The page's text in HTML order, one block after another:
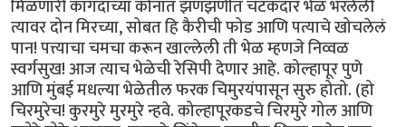
मिळणारी कागदाच्या कोनात झणझणीत चटकदार भेळ भरलेली
त्यावर दोन मिरच्या, सोबत हि कैरीची फोड आणि पत्याचे खोचलेलं
पान! पत्त्याचा चमचा करून खाल्लेली ती भेळ म्हणजे निव्वळ
स्वर्गसुख! आज त्याच भेळेची रेसिपी देणार आहे. कोल्हापूर पुणे
आणि मुंबई मधल्या भेळेतील फरक चिमुरयंपासून सुरु होतो. (हो
चिरमुरेच! कुरमुरे मुरमुरे न्हवे. कोल्हापूरकडचे चिरमुरे गोल आणि